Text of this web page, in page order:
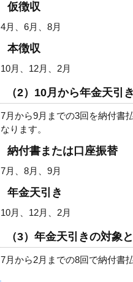
仮徴収
4月、6月、8月
本徴収
10月、12月、2月
（2）10月から年金天引
7月から9月までの3回を納付書
なります。
納付書または口座振替
7月、8月、9月
年金天引き
10月、12月、2月
（3）年金天引きの対象
7月から2月までの8回で納付書